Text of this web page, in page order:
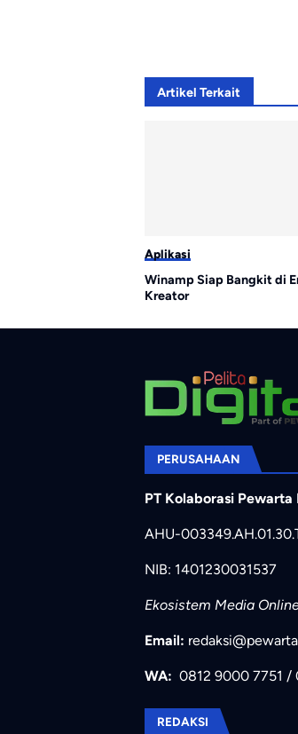
Artikel Terkait
Aplikasi
Winamp Siap Bangkit di
Kreator
PERUSAHAAN
PT Kolaborasi Pewarta
AHU-
NIB: 1401230031537
Ekosistem Media
Email:
WA: 0812 9000 7751 /
REDAKSI